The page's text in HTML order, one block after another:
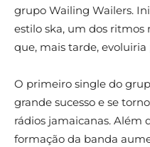
grupo Wailing Wailers.
estilo ska, um dos ritmos
que, mais tarde, evoluiria
O primeiro single do
grande sucesso e se
rádios jamaicanas. Além
formação da banda